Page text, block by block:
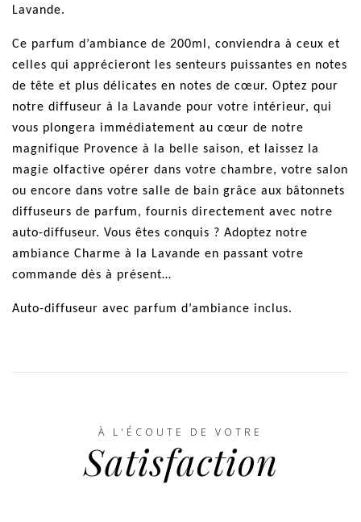
Lavande.
Ce parfum d’ambiance de 200ml, conviendra à ceux et
celles qui apprécieront les senteurs puissantes en notes
de tête et plus délicates en notes de cœur. Optez pour
notre diffuseur à la Lavande pour votre intérieur, qui
vous plongera immédiatement au cœur de notre
magnifique Provence à la belle saison, et laissez la
magie olfactive opérer dans votre chambre, votre salon
ou encore dans votre salle de bain grâce aux bâtonnets
diffuseurs de parfum, fournis directement avec notre
auto-diffuseur. Vous êtes conquis ? Adoptez notre
ambiance Charme à la Lavande en passant votre
commande dès à présent…
Auto-diffuseur avec parfum d’ambiance inclus.
À L'ÉCOUTE DE VOTRE
Satisfaction